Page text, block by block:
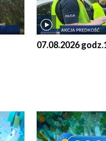
07.08.2026